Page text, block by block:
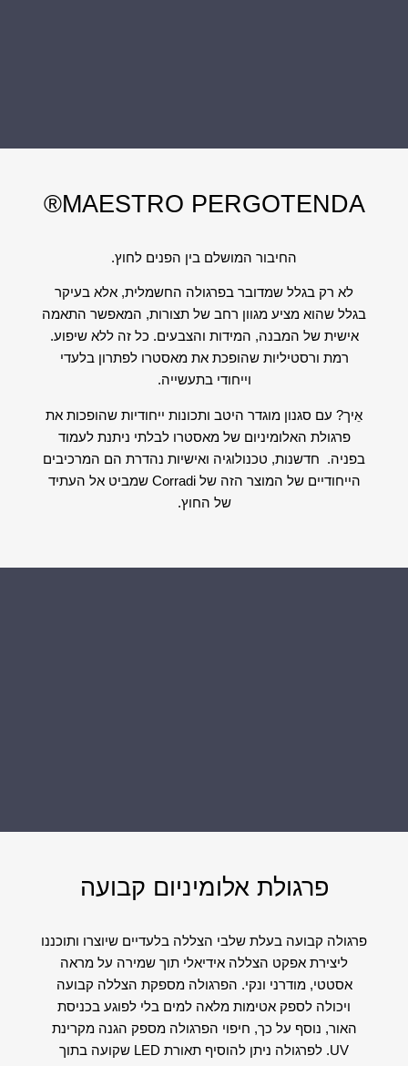
MAESTRO PERGOTENDA®
החיבור המושלם בין הפנים לחוץ.
לא רק בגלל שמדובר בפרגולה החשמלית, אלא בעיקר
בגלל שהוא מציע מגוון רחב של תצורות, המאפשר התאמה
אישית של המבנה, המידות והצבעים. כל זה ללא שיפוע.
רמת ורסטיליות שהופכת את מאסטרו לפתרון בלעדי
וייחודי בתעשייה.
אֵיך? עם סגנון מוגדר היטב ותכונות ייחודיות שהופכות את
פרגולת האלומיניום של מאסטרו לבלתי ניתנת לעמוד
בפניה. חדשנות, טכנולוגיה ואישיות נהדרת הם המרכיבים
הייחודיים של המוצר הזה של Corradi שמביט אל העתיד
של החוץ.
פרגולת אלומיניום קבועה
פרגולה קבועה בעלת שלבי הצללה בלעדיים שיוצרו ותוכננו
ליצירת אפקט הצללה אידיאלי תוך שמירה על מראה
אסטטי, מודרני ונקי. הפרגולה מספקת הצללה קבועה
ויכולה לספק אטימות מלאה למים בלי לפוגע בכניסת
האור, נוסף על כך, חיפוי הפרגולה מספק הגנה מקרינת
UV. לפרגולה ניתן להוסיף תאורת LED שקועה בתוך